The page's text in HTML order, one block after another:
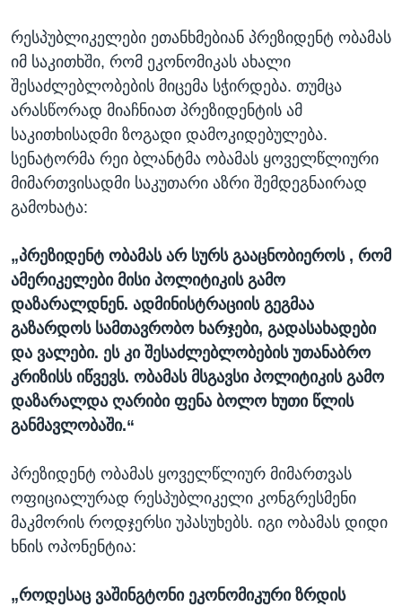
რესპუბლიკელები ეთანხმებიან პრეზიდენტ ობამას
იმ საკითხში, რომ ეკონომიკას ახალი
შესაძლებლობების მიცემა სჭირდება. თუმცა
არასწორად მიაჩნიათ პრეზიდენტის ამ
საკითხისადმი ზოგადი დამოკიდებულება.
სენატორმა რეი ბლანტმა ობამას ყოველწლიური
მიმართვისადმი საკუთარი აზრი შემდეგნაირად
გამოხატა:
„პრეზიდენტ ობამას არ სურს გააცნობიეროს , რომ
ამერიკელები მისი პოლიტიკის გამო
დაზარალდნენ. ადმინისტრაციის გეგმაა
გაზარდოს სამთავრობო ხარჯები, გადასახადები
და ვალები. ეს კი შესაძლებლობების უთანაბრო
კრიზისს იწვევს. ობამას მსგავსი პოლიტიკის გამო
დაზარალდა ღარიბი ფენა ბოლო ხუთი წლის
განმავლობაში.“
პრეზიდენტ ობამას ყოველწლიურ მიმართვას
ოფიციალურად რესპუბლიკელი კონგრესმენი
მაკმორის როდჯერსი უპასუხებს. იგი ობამას დიდი
ხნის ოპონენტია:
„როდესაც ვაშინგტონი ეკონომიკური ზრდის